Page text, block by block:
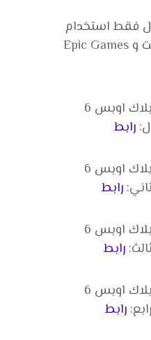
فقط استخدام
اسم قناة على فوتنايت و Epic Games
تختيم بلاك اوبس 6
رابط
تختيم بلاك اوبس 6
رابط
تختيم بلاك اوبس 6
رابط
تختيم بلاك اوبس 6
رابط